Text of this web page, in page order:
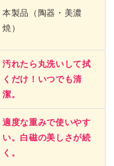
本製品（陶器・美濃
焼）
汚れたら丸洗いして拭
くだけ！いつでも清
潔。
適度な重みで使いやす
い。白磁の美しさが続
く。